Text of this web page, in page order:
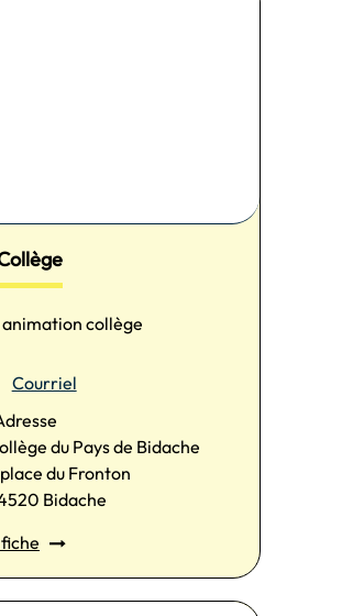
collège
Courriel
du Pays de Bidache
du Fronton
Bidache